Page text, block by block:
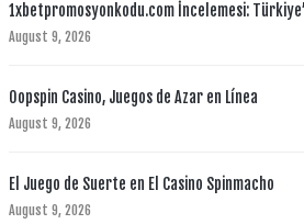
1xbetpromosyonkodu.com İncelemesi:
August 9, 2026
Oopspin Casino, Juegos de Azar en Línea
August 9, 2026
El Juego de Suerte en El Casino Spinmacho
August 9, 2026